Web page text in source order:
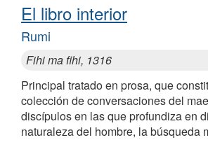
El libro interior
Rumi
Fihi ma fihi, 1316
Principal tratado en prosa, que
colección de conversaciones del
discípulos en las que profundiza en
naturaleza del hombre, la búsqueda